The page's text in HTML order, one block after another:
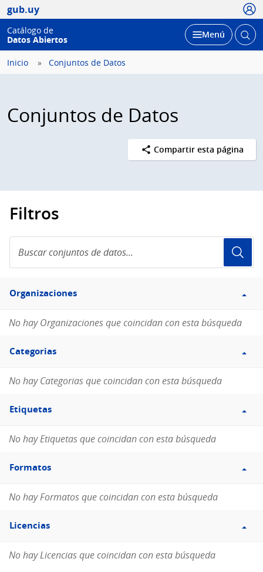
gub.uy
Catálogo de
Datos Abiertos
Desplegar
Menú Abrir
Inicio Conjuntos de Datos
Conjuntos de Datos
Compartir esta página
Filtros
conjuntos
de
Filtro
Organizaciones
Organizaciones
No hay Organizaciones que coincidan con esta búsqueda
Filtro
Categorias
Categorias
No hay Categorias que coincidan con esta búsqueda
Filtro
Etiquetas
Etiquetas
No hay Etiquetas que coincidan con esta búsqueda
Filtro
Formatos
Formatos
No hay Formatos que coincidan con esta búsqueda
Filtro
Licencias
Licencias
No hay Licencias que coincidan con esta búsqueda